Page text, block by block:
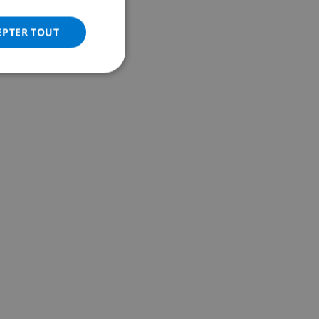
DANISH
TOUT